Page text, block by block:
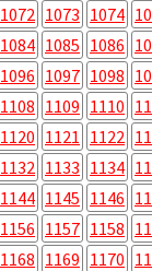
1072 1073 1074
1084 1085 1086
1096 1097 1098
1108 1109 1110
1120 1121 1122
1132 1133 1134
1144 1145 1146
1156 1157 1158
1168 1169 1170